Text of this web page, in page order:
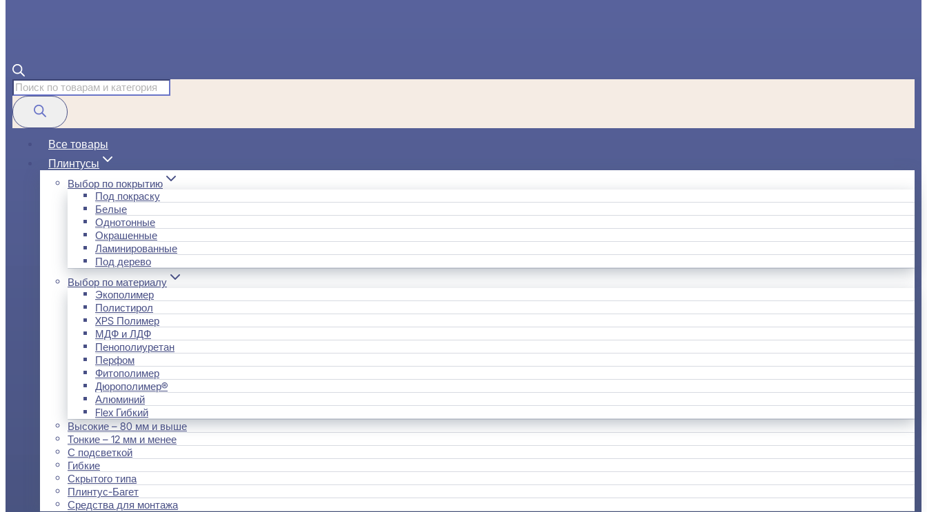
Поиск
товаров
Все товары
Плинтусы
Выбор по покрытию
Под покраску
Белые
Однотонные
Окрашенные
Ламинированные
Под дерево
Выбор по материалу
Экополимер
Полистирол
XPS Полимер
МДФ и ЛДФ
Пенополиуретан
Перфом
Фитополимер
Дюрополимер®
Алюминий
Flex Гибкий
Высокие – 80 мм и выше
Тонкие – 12 мм и менее
С подсветкой
Гибкие
Скрытого типа
Плинтус-Багет
Средства для монтажа